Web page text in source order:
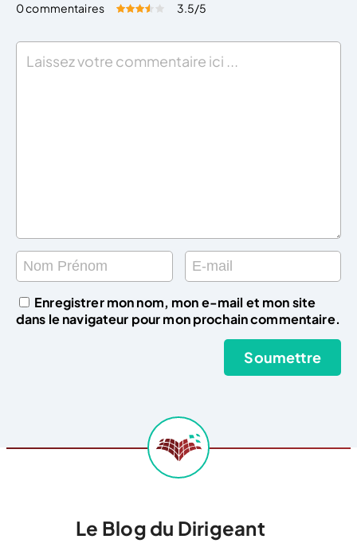
0 commentaires Évaluez cet article:
3.5/5
Enregistrer mon nom, mon e-mail et mon site
dans le navigateur pour mon prochain commentaire.
Le Blog du Dirigeant